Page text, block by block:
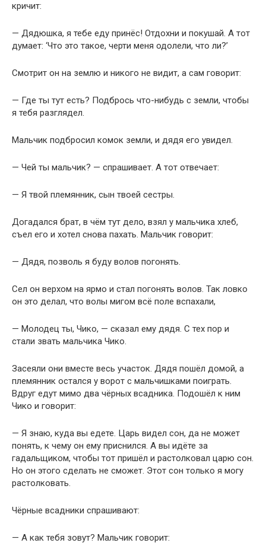
кричит:
— Дядюшка, я тебе еду принёс! Отдохни и покушай. А тот
думает: ‘Что это такое, черти меня одолели, что ли?’
Смотрит он на землю и никого не видит, а сам говорит:
— Где ты тут есть? Подбрось что-нибудь с земли, чтобы
я тебя разглядел.
Мальчик подбросил комок земли, и дядя его увидел.
— Чей ты мальчик? — спрашивает. А тот отвечает:
— Я твой племянник, сын твоей сестры.
Догадался брат, в чём тут дело, взял у мальчика хлеб,
съел его и хотел снова пахать. Мальчик говорит:
— Дядя, позволь я буду волов погонять.
Сел он верхом на ярмо и стал погонять волов. Так ловко
он это делал, что волы мигом всё поле вспахали,
— Молодец ты, Чико, — сказал ему дядя. С тех пор и
стали звать мальчика Чико.
Засеяли они вместе весь участок. Дядя пошёл домой, а
племянник остался у ворот с мальчишками поиграть.
Вдруг едут мимо два чёрных всадника. Подошёл к ним
Чико и говорит:
— Я знаю, куда вы едете. Царь видел сон, да не может
понять, к чему он ему приснился. А вы идёте за
гадальщиком, чтобы тот пришёл и растолковал царю сон.
Но он этого сделать не сможет. Этот сон только я могу
растолковать.
Чёрные всадники спрашивают:
— А как тебя зовут? Мальчик говорит: